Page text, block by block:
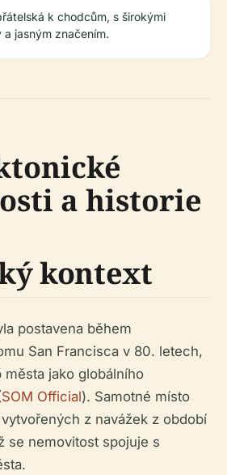
k chodcům, s širokými
a jasným značením.
a historie
kontext
postavena během
San Francisca v 80. letech,
jako globálního
SOM Official). Samotné místo
z navážek z období
se nemovitost spojuje s